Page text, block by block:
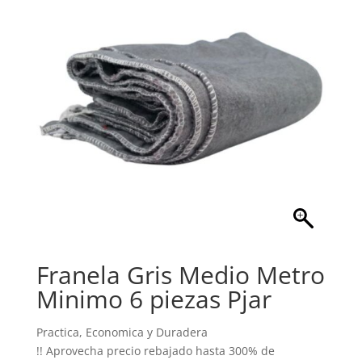
Franela Gris Medio Metro
Minimo 6 piezas Pjar
Practica, Economica y Duradera
!! Aprovecha precio rebajado hasta 300% de